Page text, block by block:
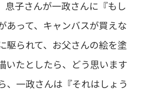
息子さんが一政さんに『もし
あって、キャンバスが買えな
駆られて、お父さんの絵を塗
いたとしたら、どう思います
、一政さんは『それはしょう